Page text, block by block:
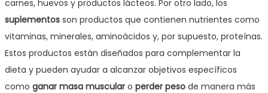
carnes, huevos y productos lácteos. Por otro lado, los
suplementos son productos que contienen nutrientes como
vitaminas, minerales, aminoácidos y, por supuesto, proteínas.
Estos productos están diseñados para complementar la
dieta y pueden ayudar a alcanzar objetivos específicos
como ganar masa muscular o perder peso de manera más